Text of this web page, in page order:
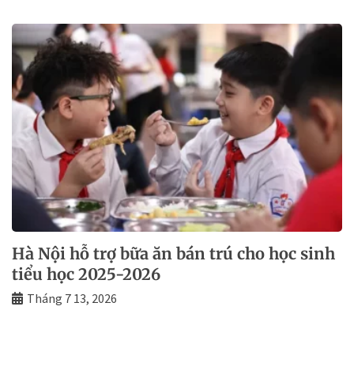
Hà Nội hỗ trợ bữa ăn bán trú cho học sinh
tiểu học 2025-2026
Tháng 7 13, 2026